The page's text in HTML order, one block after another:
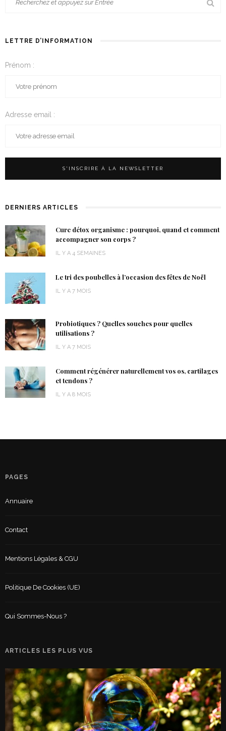
LETTRE D’INFORMATION
Prénom :
Adresse email :
DERNIERS ARTICLES
Cure détox organisme : pourquoi, quand et comment
accompagner son corps ?
IL Y A 4 SEMAINES
Le tri des poubelles à l’occasion des fêtes de Noël
IL Y A 7 MOIS
Probiotiques ? Quelles souches pour quelles
utilisations ?
IL Y A 7 MOIS
Comment régénérer naturellement vos os, cartilages
et tendons ?
IL Y A 8 MOIS
PAGES
Annuaire
Contact
Mentions Légales & CGU
Politique De Cookies (UE)
Qui Sommes-Nous ?
ARTICLES LES PLUS VUS